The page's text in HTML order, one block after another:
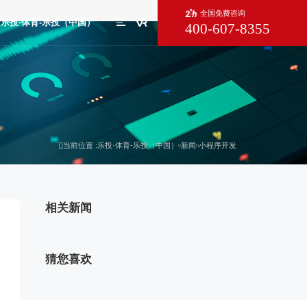
乐投·体育-乐投（中国）
全国免费咨询
400-607-8355
当前位置 :乐投·体育-乐投（中国） 新闻 小程序开发
相关新闻
猜您喜欢